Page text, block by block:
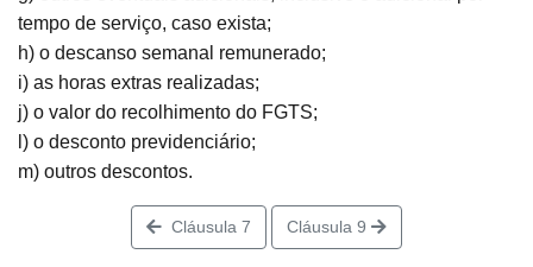
tempo de serviço, caso exista;
h) o descanso semanal remunerado;
i) as horas extras realizadas;
j) o valor do recolhimento do FGTS;
l) o desconto previdenciário;
m) outros descontos.
Cláusula 7 Cláusula 9